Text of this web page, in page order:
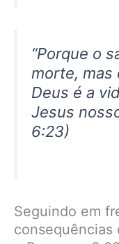
“Porque o
morte, mas
Deus é a
Jesus
6:23)
Seguindo em
consequências